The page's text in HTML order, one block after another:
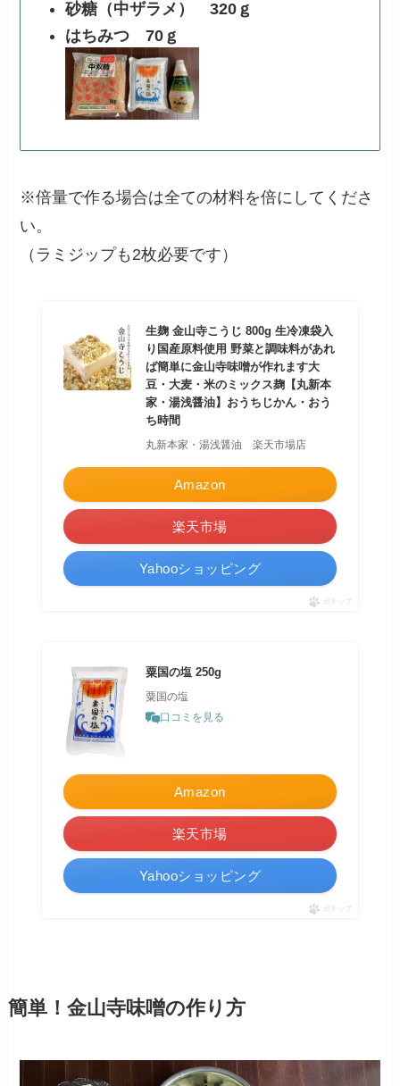
砂糖（中ザラメ） 320ｇ
はちみつ 70ｇ
※倍量で作る場合は全ての材料を倍にしてくださ
い。
（ラミジップも2枚必要です）
生麹 金山寺こうじ 800g 生冷凍袋入
り国産原料使用 野菜と調味料があれ
ば簡単に金山寺味噌が作れます大
豆・大麦・米のミックス麹【丸新本
家・湯浅醤油】おうちじかん・おう
ち時間
丸新本家・湯浅醤油 楽天市場店
Amazon
楽天市場
Yahooショッピング
ポチップ
粟国の塩 250g
粟国の塩
口コミを見る
Amazon
楽天市場
Yahooショッピング
ポチップ
簡単！金山寺味噌の作り方